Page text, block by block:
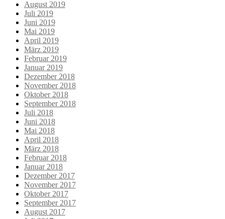
August 2019
Juli 2019
Juni 2019
Mai 2019
April 2019
März 2019
Februar 2019
Januar 2019
Dezember 2018
November 2018
Oktober 2018
September 2018
Juli 2018
Juni 2018
Mai 2018
April 2018
März 2018
Februar 2018
Januar 2018
Dezember 2017
November 2017
Oktober 2017
September 2017
August 2017